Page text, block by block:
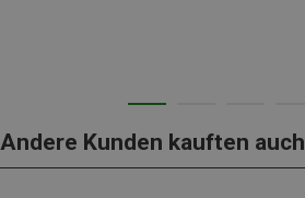
Andere Kunden kauften auch